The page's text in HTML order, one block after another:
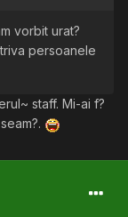
vorbit urat?
persoanele
staff. Mi-ai f?